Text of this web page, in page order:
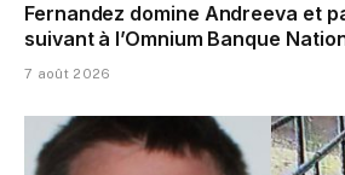
Fernandez domine Andreeva et
suivant à l’Omnium Banque
7 août 2026